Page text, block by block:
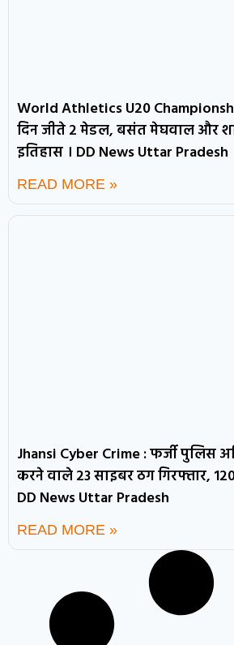
World Athletics U20
दिन जीते 2 मेडल, बसंत मेघवाल और
इतिहास । DD News Uttar Pradesh
READ MORE »
Jhansi Cyber Crime : फर्जी पुलिस
करने वाले 23 साइबर ठग गिरफ्तार,
DD News Uttar Pradesh
READ MORE »